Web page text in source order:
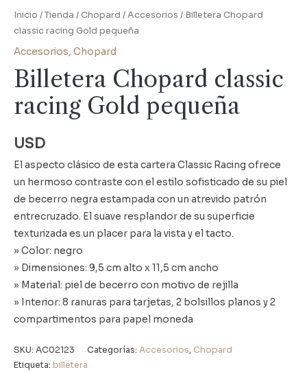
Inicio /Tienda / Chopard /Accesorios / Billetera Chopard
classic racing Gold pequeña
Accesorios, Chopard
Billetera Chopard classic
racing Gold pequeña
USD
El aspecto clásico de esta cartera Classic Racing ofrece
un hermoso contraste con el estilo sofisticado de su piel
de becerro negra estampada con un atrevido patrón
entrecruzado. El suave resplandor de su superficie
texturizada es un placer para la vista y el tacto.
» Color: negro
» Dimensiones: 9,5 cm alto x 11,5 cm ancho
» Material: piel de becerro con motivo de rejilla
» Interior: 8 ranuras para tarjetas, 2 bolsillos planos y 2
compartimentos para papel moneda
SKU: AC02123 Categorías: Accesorios, Chopard
Etiqueta: billetera